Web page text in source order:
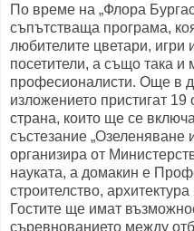
По време на „Флора
съпътстваща програма,
любителите цветари, игри
посетители, а също така и
професионалисти. Още в
изложението пристигат
страна, които ще се
състезание „Озеленяване
организира от
науката, а домакин е
строителство,
Гостите ще имат
съревнованието между